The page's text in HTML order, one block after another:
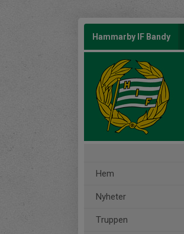
Hammarby IF Bandy
Hem
Nyheter
Truppen